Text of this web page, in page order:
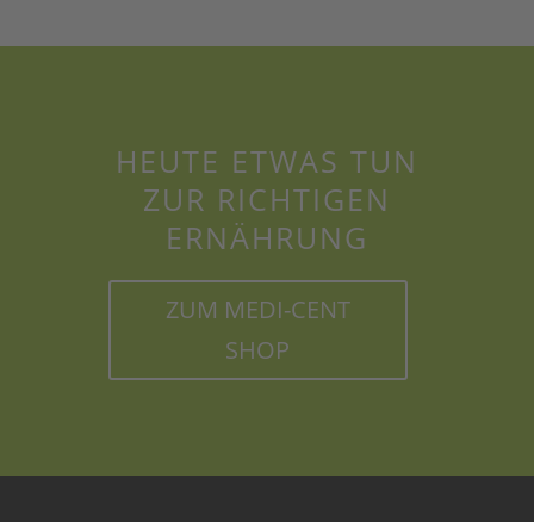
HEUTE ETWAS TUN
ZUR RICHTIGEN
ERNÄHRUNG
ZUM MEDI-CENT
SHOP